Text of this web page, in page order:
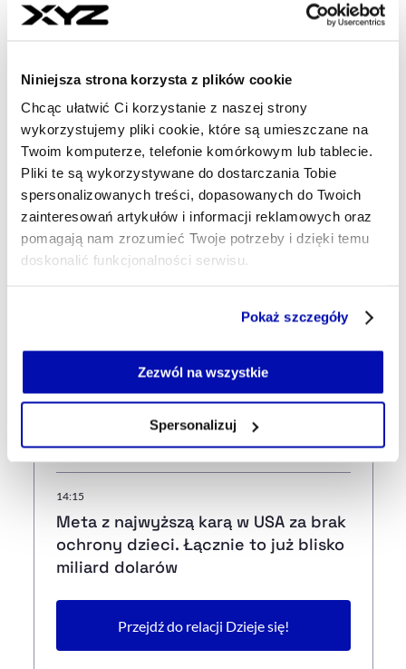
Niniejsza strona korzysta z plików cookie
Chcąc ułatwić Ci korzystanie z naszej strony
wykorzystujemy pliki cookie, które są umieszczane na
Twoim komputerze, telefonie komórkowym lub tablecie.
Pliki te są wykorzystywane do dostarczania Tobie
spersonalizowanych treści, dopasowanych do Twoich
zainteresowań artykułów i informacji reklamowych oraz
pomagają nam zrozumieć Twoje potrzeby i dzięki temu
doskonalić funkcjonalności serwisu.
Jeżeli nie wyrażasz zgody na zapisywanie plików cookie,
możesz łatwo zarządzać swoimi uprawnieniami, np. we
własnej przeglądarce internetowej lub po wybraniu opcji
naszejPolityce Prywatności.
Pokaż szczegóły
Zezwól na wszystkie
Spersonalizuj
Orlenu. Prokuratura skierowała akt
oskarżenia
15:50
Polska Strefa Inwestycji miała
zastąpić Specjalne Strefy
Ekonomiczne. Jak sobie teraz radzi?
przyspieszyć pracę sądów
Prezydent podpisał cztery ustawy.
Jedna trafi do Trybunału
Konstytucyjnego
14:15
Meta z najwyższą karą w USA za brak
ochrony dzieci. Łącznie to już blisko
miliard dolarów
Przejdź do relacji Dzieje się!